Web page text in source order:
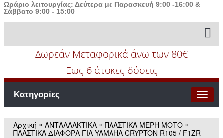
Ωράριο λειτουργίας: Δεύτερα με Παρασκευή 9:00 -16:00 &
Σάββατο 9:00 - 15:00
Δωρεάν Μεταφορικά άνω των 80€
Εως 6 άτοκες δόσεις
Κατηγορίες
Αρχική » ΑΝΤΑΛΛΑΚΤΙΚΑ » ΠΛΑΣΤΙΚΑ ΜΕΡΗ ΜΟΤΟ »
ΠΛΑΣΤΙΚΑ ΔΙΑΦΟΡΑ ΓΙΑ YAMAHA CRYPTON R105 / F1ZR